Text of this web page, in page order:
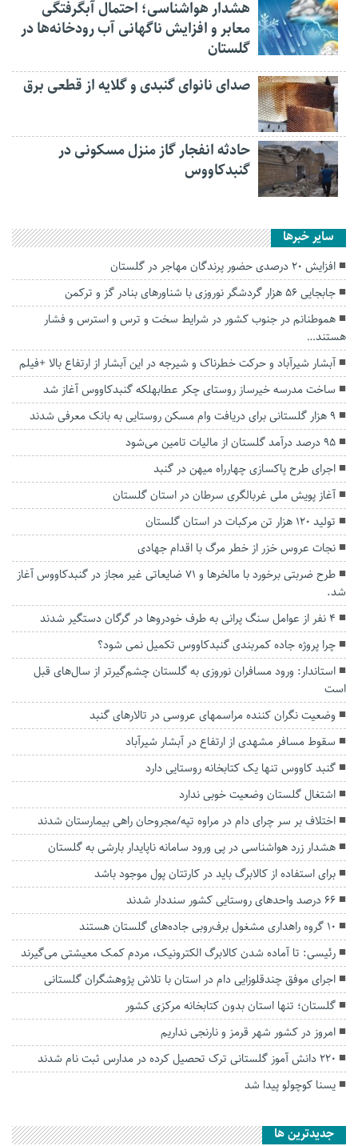
هشدار هواشناسی؛ احتمال آبگرفتگی
معابر و افزایش ناگهانی آب رودخانه‌ها در
گلستان
صدای نانوای گنبدی و گلایه از قطعی برق
حادثه انفجار گاز منزل مسکونی در
گنبدکاووس
سایر خبرها
افزایش ۲۰ درصدی حضور پرندگان مهاجر در گلستان
جابجایی ۵۶ هزار گردشگر نوروزی با شناور‌های بنادر گز و ترکمن
هموطنانم در جنوب کشور در شرایط سخت و ترس و استرس و فشار
هستند…
آبشار شیرآباد و حرکت خطرناک و شیرجه در این آبشار از ارتفاع بالا +فیلم
ساخت مدرسه خیرساز روستای چکر عطابهلکه گنبدکاووس آغاز شد
۹ هزار گلستانی برای دریافت وام مسکن روستایی به بانک معرفی شدند
۹۵ درصد درآمد گلستان از مالیات تامین می‌شود
اجرای طرح پاکسازی چهارراه میهن در گنبد
آغاز پویش ملی غربالگری سرطان در استان گلستان
تولید ۱۲۰ هزار تن مرکبات در استان گلستان
نجات عروس خزر از خطر مرگ با اقدام جهادی
طرح ضربتی برخورد با مالخرها و ۷۱ ضایعاتی غیر مجاز در گنبدکاووس آغاز
شد.
۴ نفر از عوامل سنگ پرانی به طرف خودروها در گرگان دستگیر شدند
چرا پروژه جاده کمربندی گنبدکاووس تکمیل نمی شود؟
استاندار: ورود مسافران نوروزی به گلستان چشم‌گیرتر از سال‌های قبل
است
وضعیت نگران کننده مراسمهای عروسی در تالارهای گنبد
سقوط مسافر مشهدی از ارتفاع در آبشار شیرآباد
گنبد کاووس تنها یک کتابخانه روستایی دارد
اشتغال گلستان وضعیت خوبی ندارد
اختلاف بر سر چرای دام در مراوه تپه/مجروحان راهی بیمارستان شدند
هشدار زرد هواشناسی در پی ورود سامانه ناپایدار بارشی به گلستان
برای استفاده از کالابرگ باید در کارتتان پول موجود باشد
۶۶ درصد واحدهای روستایی کشور سنددار شدند
۱۰ گروه راهداری مشغول برف‌روبی جاده‌های گلستان هستند
رئیسی: تا آماده شدن کالابرگ الکترونیک، مردم کمک معیشتی می‌گیرند
اجرای موفق چندقلوزایی دام در استان با تلاش پژوهشگران گلستانی
گلستان؛ تنها استان بدون کتابخانه مرکزی کشور
امروز در کشور شهر قرمز و نارنجی نداریم
۲۲۰ دانش آموز گلستانی ترک تحصیل کرده در مدارس ثبت نام شدند
یسنا کوچولو پیدا شد
جديدترين ها